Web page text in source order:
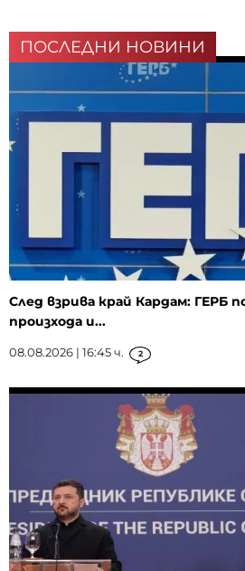
ПОСЛЕДНИ НОВИНИ
След взрива край Кардам: ГЕРБ
произхода и...
08.08.2026 | 16:45 ч. 2